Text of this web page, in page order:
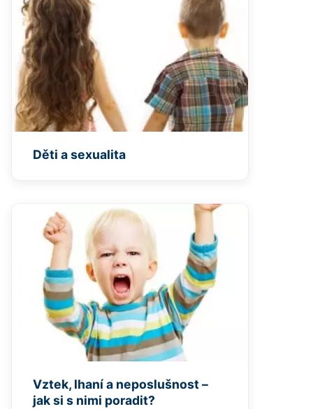
Děti a sexualita
Vztek, lhaní a neposlušnost –
jak si s nimi poradit?